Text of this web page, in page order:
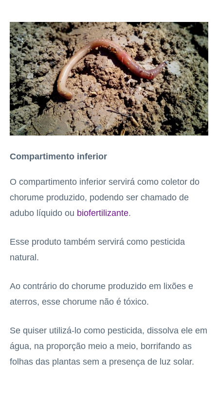
Compartimento inferior
O compartimento inferior servirá como coletor do
chorume produzido, podendo ser chamado de
adubo líquido ou biofertilizante.
Esse produto também servirá como pesticida
natural.
Ao contrário do chorume produzido em lixões e
aterros, esse chorume não é tóxico.
Se quiser utilizá-lo como pesticida, dissolva ele em
água, na proporção meio a meio, borrifando as
folhas das plantas sem a presença de luz solar.